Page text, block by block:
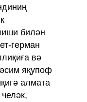
билән
герман
вә
яқупоф
алмата